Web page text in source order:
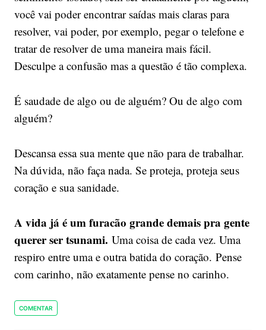
você vai poder encontrar saídas mais claras para
resolver, vai poder, por exemplo, pegar o telefone e
tratar de resolver de uma maneira mais fácil.
Desculpe a confusão mas a questão é tão complexa.
É saudade de algo ou de alguém? Ou de algo com
alguém?
Descansa essa sua mente que não para de trabalhar.
Na dúvida, não faça nada. Se proteja, proteja seus
coração e sua sanidade.
A vida já é um furacão grande demais pra gente
querer ser tsunami. Uma coisa de cada vez. Uma
respiro entre uma e outra batida do coração. Pense
com carinho, não exatamente pense no carinho.
COMENTAR